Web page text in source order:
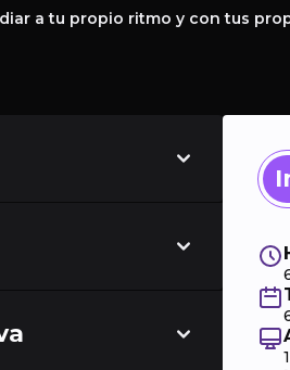
a tu propio ritmo y con tus